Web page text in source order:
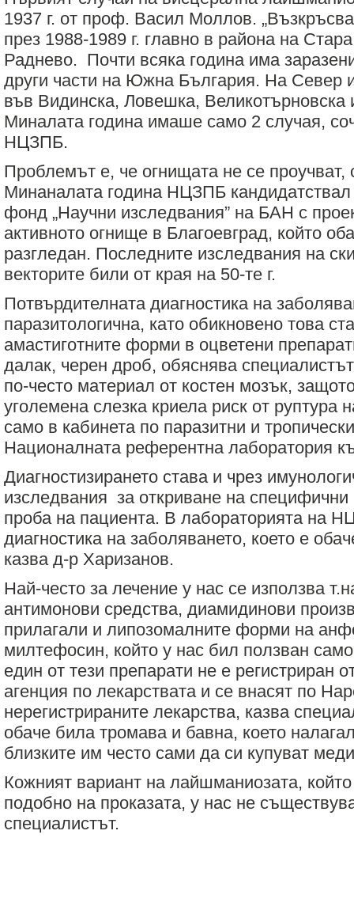
1937 г. от проф. Васил Моллов.
през 1988-1989 г. главно в района на
Раднево. Почти всяка година има
други части на Южна България. На Север
във Видинска, Ловешка, Великотърновска
Миналата година имаше само 2 случая,
НЦЗПБ.
Проблемът е, че огнищата не се
Минаналата година НЦЗПБ
фонд „Научни изследвания” на БАН с
активното огнище в Благоевград, който
разгледан. Последните изследвания на
векторите били от края на 50-те г.
Потвърдителната диагностика на
паразитологична, като обикновено това
амастиготните форми в оцветени
далак, черен дроб, обяснява
по-често материал от костен мозък,
уголемена слезка криела риск от руптура
само в кабинета по паразитни и
Националната референтна лаборатория
Диагностизирането става и чрез
изследвания за откриване на специфични
проба на пациента. В лабораторията на
диагностика на заболяването, което е
казва д-р Харизанов.
Най-често за лечение у нас се използва
антимонови средства, диамидинови
прилагали и липозомалните форми на
милтефосин, който у нас бил ползван
един от тези препарати не е регистриран
агенция по лекарствата и се внасят по
нерегистрираните лекарства, казва
обаче била тромава и бавна, което
близките им често сами да си купуват
Кожният вариант на лайшманиозата,
подобно на проказата, у нас не
специалистът.